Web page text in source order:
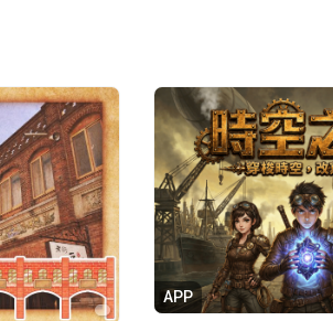
APP